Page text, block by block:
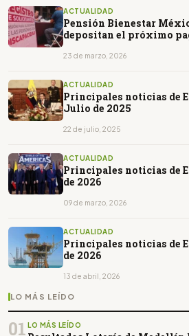
ACTUALIDAD
Pensión Bienestar
depositan el próximo
23 de marzo, 2026
ACTUALIDAD
Principales noticias de
Julio de 2025
22 de julio, 2025
ACTUALIDAD
Principales noticias de
de 2026
09 de marzo, 2026
ACTUALIDAD
Principales noticias de
de 2026
13 de abril, 2026
LO MÁS LEÍDO
01 LO MÁS LEÍDO